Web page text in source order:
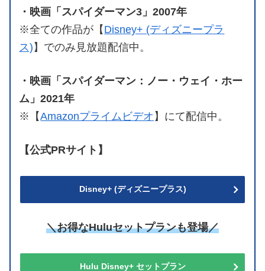
・映画「スパイダーマン3」2007年
※全ての作品が【 Disney+ (ディズニープラ
ス) 】でのみ見放題配信中。
・映画「スパイダーマン：ノー・ウェイ・ホー
ム」2021年
※【Amazonプライムビデオ 】にて配信中。
【公式PRサイト】
Disney+ (ディズニープラス)
＼お得なHuluセットプランも登場／
Hulu Disney+ セットプラン